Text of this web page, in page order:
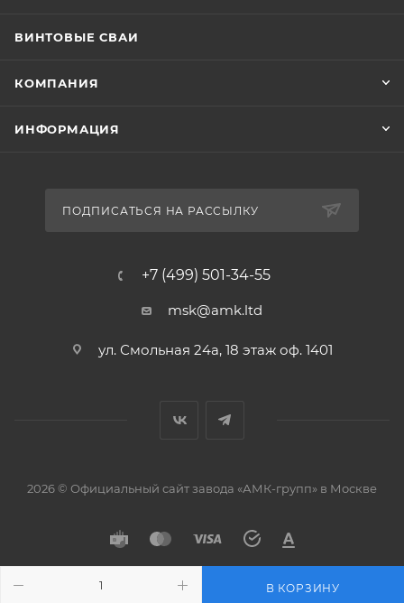
В КОРЗИНУ
ВИНТОВЫЕ СВАИ
КОМПАНИЯ
ИНФОРМАЦИЯ
ПОДПИСАТЬСЯ НА РАССЫЛКУ
+7 (499) 501-34-55
msk@amk.ltd
ул. Смольная 24а, 18 этаж оф. 1401
2026 © Официальный сайт завода «АМК-групп» в Москве